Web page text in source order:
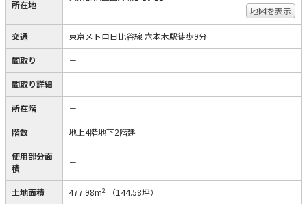
所在地
地図を表示
交通 東京メトロ日比谷線 六本木駅徒歩9分
間取り －
間取り詳細
所在階 －
階数 地上4階地下2階建
使用部分面
積
－
土地面積 477.98m2 （144.58坪）